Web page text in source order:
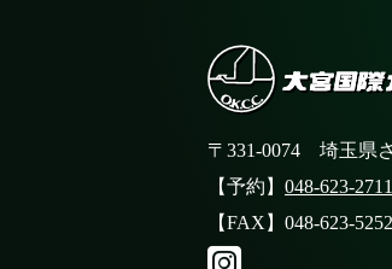
〒331-0074 埼玉県
【予約】 048-623-2711
【FAX】048-623-